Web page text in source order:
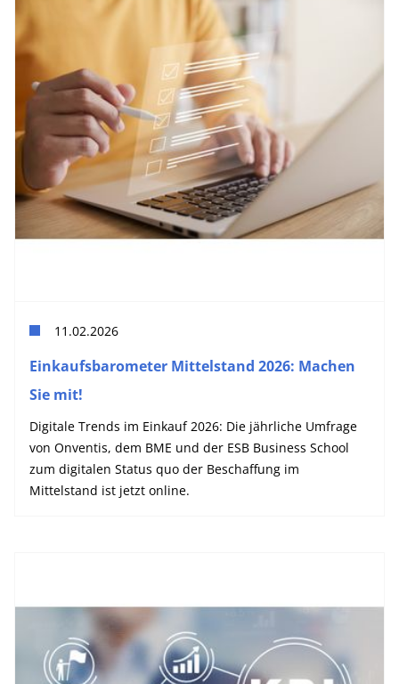
11.02.2026
Einkaufsbarometer Mittelstand 2026: Machen
Sie mit!
Digitale Trends im Einkauf 2026: Die jährliche Umfrage
von Onventis, dem BME und der ESB Business School
zum digitalen Status quo der Beschaffung im
Mittelstand ist jetzt online.